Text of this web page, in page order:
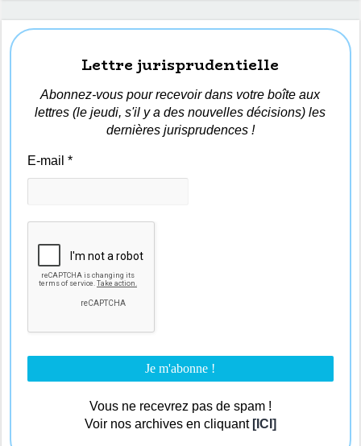
Lettre jurisprudentielle
Abonnez-vous pour recevoir dans votre boîte aux
lettres (le jeudi, s'il y a des nouvelles décisions) les
dernières jurisprudences !
E-mail*
Vous ne recevrez pas de spam !
Voir nos archives en cliquant [ICI]